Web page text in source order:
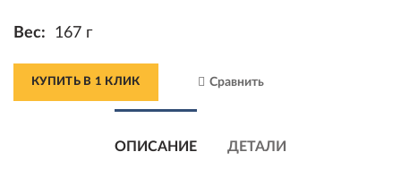
Вес: 167 г
КУПИТЬ В 1 КЛИК Сравнить
ОПИСАНИЕ ДЕТАЛИ